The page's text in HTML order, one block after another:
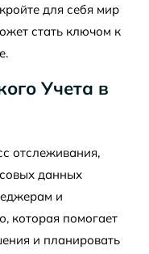
для себя мир
стать ключом к
Учета в
отслеживания,
данных
и
которая помогает
и планировать